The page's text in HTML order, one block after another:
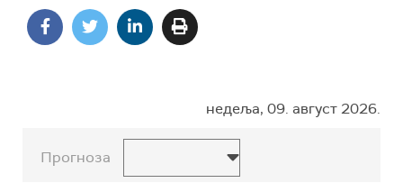
недеља, 09. август 2026.
Прогноза